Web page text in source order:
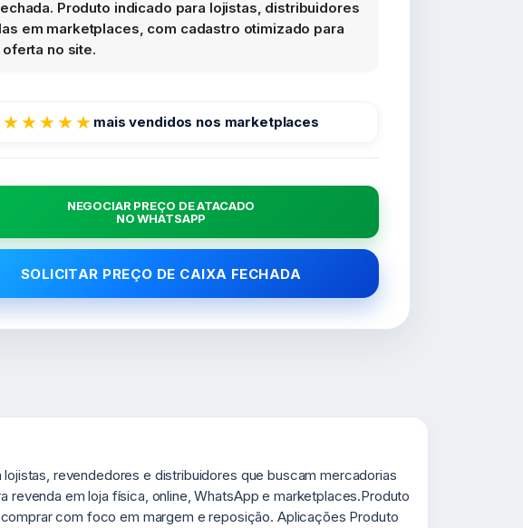
Produto indicado para lojistas, distribuidores
em marketplaces, com cadastro otimizado para
no site.
★★★★★ mais vendidos nos marketplaces
NEGOCIAR PREÇO DE ATACADO
NO WHATSAPP
SOLICITAR PREÇO DE CAIXA FECHADA
revendedores e distribuidores que buscam mercadorias
em loja física, online, WhatsApp e marketplaces.Produto
com foco em margem e reposição. Aplicações Produto